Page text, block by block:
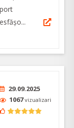
29.09.2025
1067vizualizari